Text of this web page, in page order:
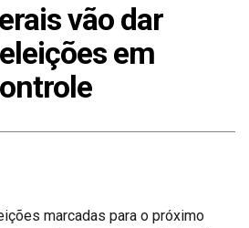
vão dar
em
marcadas para o próximo